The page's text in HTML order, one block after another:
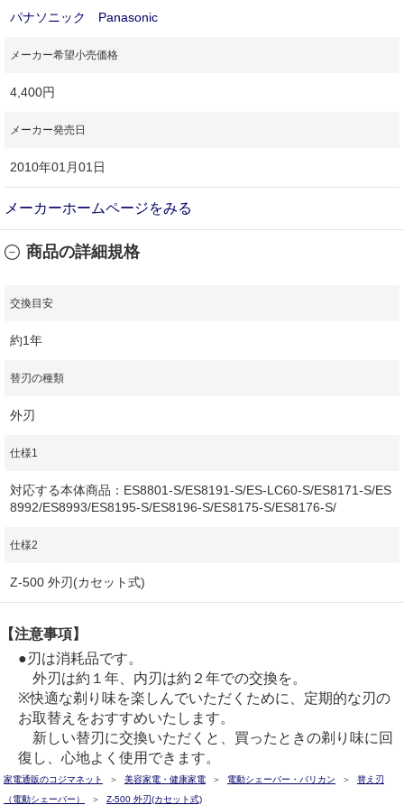
パナソニック Panasonic
メーカー希望小売価格
4,400円
メーカー発売日
2010年01月01日
メーカーホームページをみる
商品の詳細規格
交換目安
約1年
替刃の種類
外刃
仕様1
対応する本体商品：ES8801-S/ES8191-S/ES-LC60-S/ES8171-S/ES
8992/ES8993/ES8195-S/ES8196-S/ES8175-S/ES8176-S/
仕様2
Z-500 外刃(カセット式)
【注意事項】
●刃は消耗品です。
外刃は約１年、内刃は約２年での交換を。
※快適な剃り味を楽しんでいただくために、定期的な刃の
お取替えをおすすめいたします。
新しい替刃に交換いただくと、買ったときの剃り味に回
復し、心地よく使用できます。
家電通販のコジマネット 美容家電・健康家電 電動シェーバー・バリカン
替え刃
（電動シェーバー）
Z-500 外刃(カセット式)